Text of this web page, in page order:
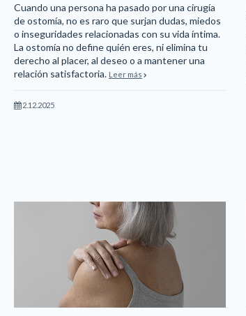
Cuando una persona ha pasado por una cirugía
de ostomía, no es raro que surjan dudas, miedos
o inseguridades relacionadas con su vida íntima.
La ostomía no define quién eres, ni elimina tu
derecho al placer, al deseo o a mantener una
relación satisfactoria. Leer más
2.12.2025